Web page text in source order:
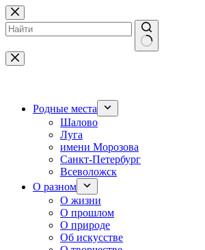
Перейти
к
сути
Ничего
не
Родные места
Шалово
Луга
имени Морозова
Санкт-Петербург
Всеволожск
О разном
О жизни
О прошлом
О природе
Об искусстве